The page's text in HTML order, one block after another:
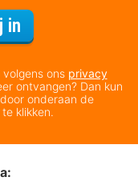
in
ons privacy
ontvangen? Dan kun
onderaan de
klikken.